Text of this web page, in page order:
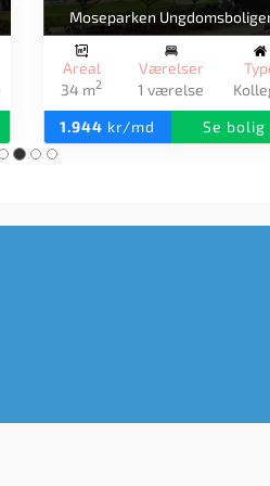
Grundfoss Kollegiet
Areal
23 m2
Værelser
1 værelse
2.000 kr/md Se bolig